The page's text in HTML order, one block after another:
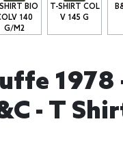
BIO
140
G/M2
T-SHIRT COL
V 145 G
- T